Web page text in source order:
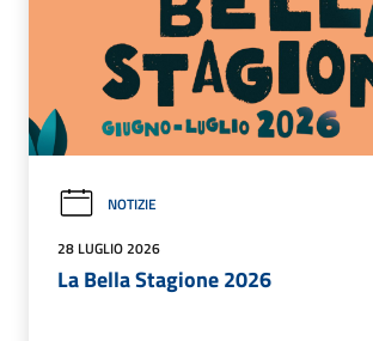
NOTIZIE
28 LUGLIO 2026
La Bella Stagione 2026